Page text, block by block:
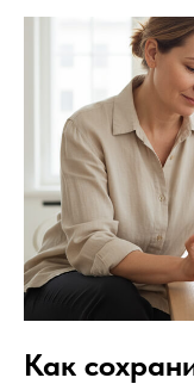
Как